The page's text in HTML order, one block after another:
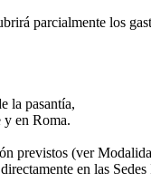
parcialmente los
la pasantía,
y en Roma.
previstos (ver
en las